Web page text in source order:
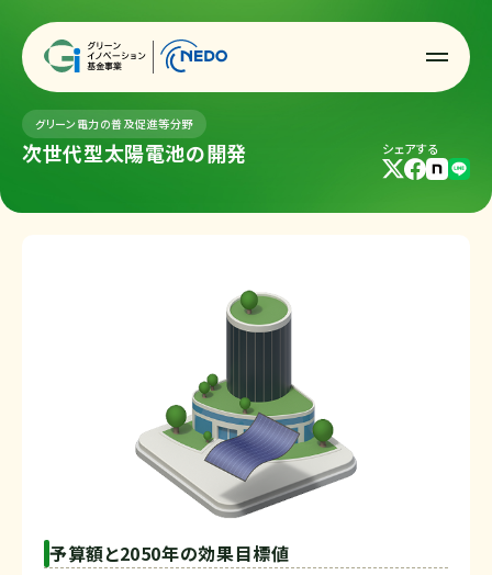
グリーン電力の普及促進等分野
次世代型太陽電池の開発 シェアする
予算額と2050年の効果目標値